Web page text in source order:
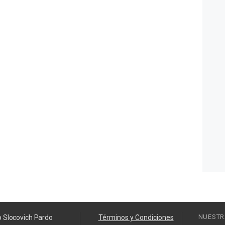
Slocovich Pardo Términos y Condiciones